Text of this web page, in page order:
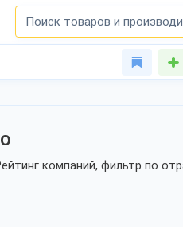
компаний, фильтр по